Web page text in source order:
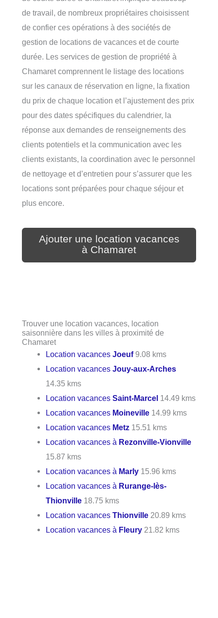
de travail, de nombreux propriétaires choisissent
de confier ces opérations à des sociétés de
gestion de locations de vacances et de courte
durée. Les services de gestion de propriété à
Chamaret comprennent le listage des locations
sur les canaux de réservation en ligne, la fixation
du prix de chaque location et l’ajustement des prix
pour des dates spécifiques du calendrier, la
réponse aux demandes de renseignements des
clients potentiels et la communication avec les
clients existants, la coordination avec le personnel
de nettoyage et d’entretien pour s’assurer que les
locations sont préparées pour chaque séjour et
plus encore.
Ajouter une location vacances
à Chamaret
Trouver une location vacances, location
saisonnière dans les villes à proximité de
Chamaret
Location vacancesJoeuf9.08 kms
Location vacancesJouy-aux-Arches
14.35 kms
Location vacancesSaint-Marcel 14.49 kms
Location vacances Moineville 14.99 kms
Location vacances Metz 15.51 kms
Location vacances à Rezonville-Vionville
15.87 kms
Location vacances à Marly 15.96 kms
Location vacances à Rurange-lès-
Thionville 18.75 kms
Location vacancesThionville 20.89 kms
Location vacances à Fleury 21.82 kms